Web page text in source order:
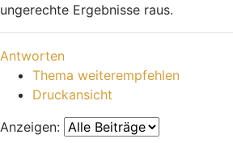
ungerechte Ergebnisse raus.
Antworten
Thema weiterempfehlen
Druckansicht
Anzeigen: